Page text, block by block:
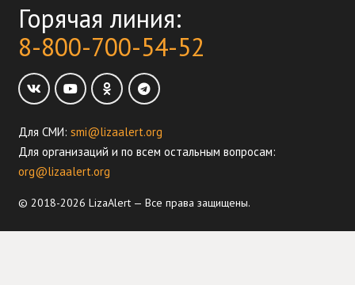
Горячая линия:
8-800-700-54-52
Для СМИ: smi@lizaalert.org
Для организаций и по всем остальным вопросам:
org@lizaalert.org
© 2018-2026 LizaAlert — Все права защищены.